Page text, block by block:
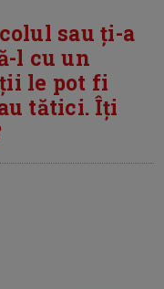
sau ți-a
l cu un
le pot fi
tătici. Îți